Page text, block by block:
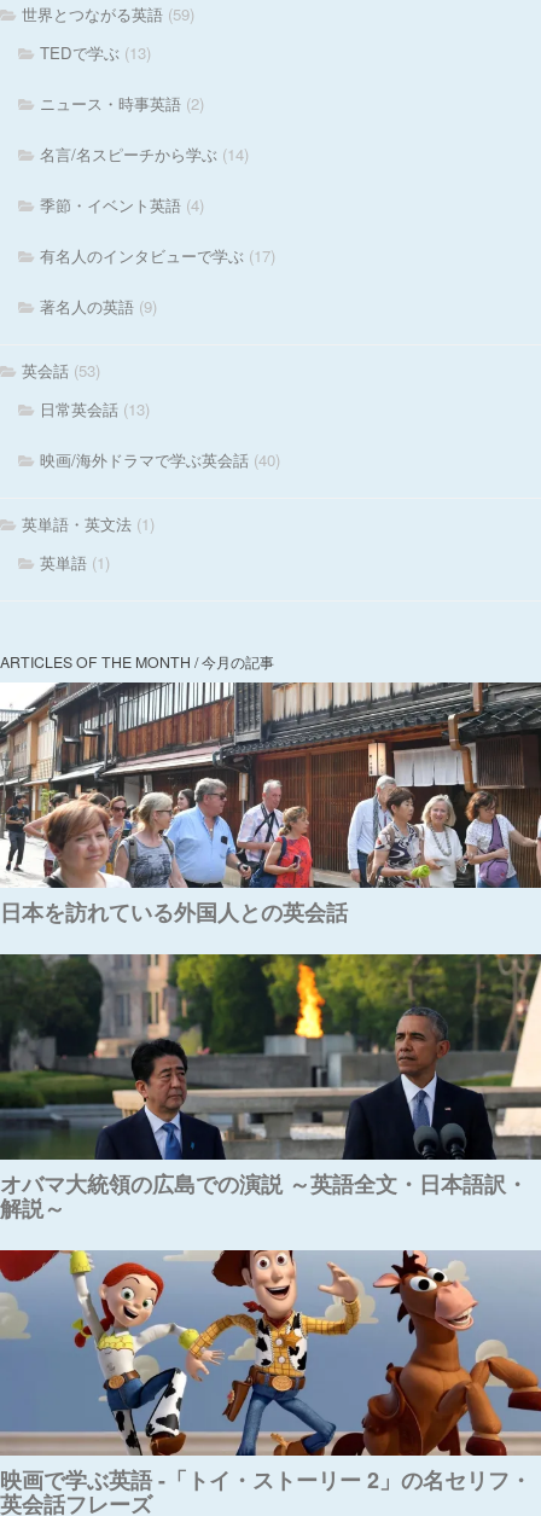
世界とつながる英語 (59)
TEDで学ぶ (13)
ニュース・時事英語 (2)
名言/名スピーチから学ぶ (14)
季節・イベント英語 (4)
有名人のインタビューで学ぶ (17)
著名人の英語 (9)
英会話 (53)
日常英会話 (13)
映画/海外ドラマで学ぶ英会話 (40)
英単語・英文法 (1)
英単語 (1)
ARTICLES OF THE MONTH / 今月の記事
日本を訪れている外国人との英会話
オバマ大統領の広島での演説 ～英語全文・日本語訳・
解説～
映画で学ぶ英語 -「トイ・ストーリー 2」の名セリフ・
英会話フレーズ